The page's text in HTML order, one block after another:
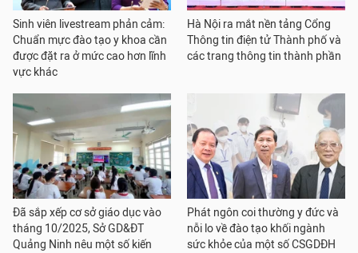
Sinh viên livestream phản cảm:
Chuẩn mực đào tạo y khoa cần
được đặt ra ở mức cao hơn lĩnh
vực khác
Hà Nội ra mắt nền tảng Cổng
Thông tin điện tử Thành phố và
các trang thông tin thành phần
Đã sắp xếp cơ sở giáo dục vào
tháng 10/2025, Sở GD&ĐT
Quảng Ninh nêu một số kiến
Phát ngôn coi thường y đức và
nỗi lo về đào tạo khối ngành
sức khỏe của một số CSGDĐH